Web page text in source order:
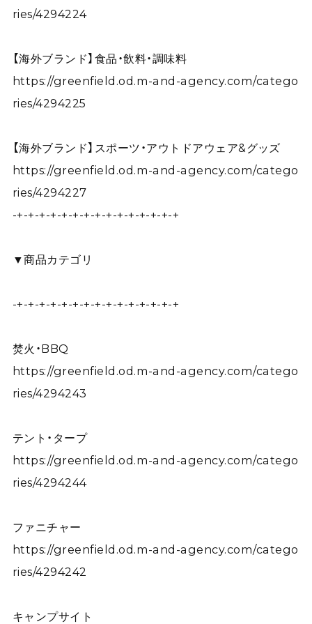
ries/4294224
【海外ブランド】食品・飲料・調味料
https://greenfield.od.m-and-agency.com/catego
ries/4294225
【海外ブランド】スポーツ・アウトドアウェア&グッズ
https://greenfield.od.m-and-agency.com/catego
ries/4294227
-+-+-+-+-+-+-+-+-+-+-+-+-+-+-+
▼商品カテゴリ
-+-+-+-+-+-+-+-+-+-+-+-+-+-+-+
焚火・BBQ
https://greenfield.od.m-and-agency.com/catego
ries/4294243
テント・タープ
https://greenfield.od.m-and-agency.com/catego
ries/4294244
ファニチャー
https://greenfield.od.m-and-agency.com/catego
ries/4294242
キャンプサイト